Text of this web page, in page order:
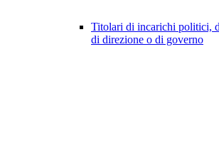
Titolari di incarichi politici,
di direzione o di governo